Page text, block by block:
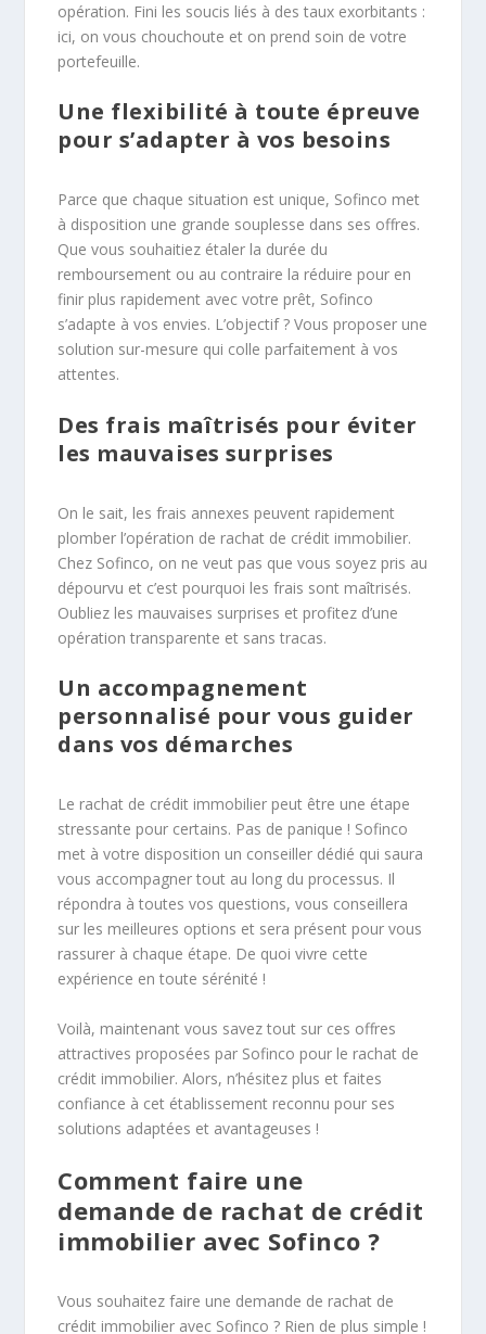
opération. Fini les soucis liés à des taux exorbitants :
ici, on vous chouchoute et on prend soin de votre
portefeuille.
Une flexibilité à toute épreuve
pour s’adapter à vos besoins
Parce que chaque situation est unique, Sofinco met
à disposition une grande souplesse dans ses offres.
Que vous souhaitiez étaler la durée du
remboursement ou au contraire la réduire pour en
finir plus rapidement avec votre prêt, Sofinco
s’adapte à vos envies. L’objectif ? Vous proposer une
solution sur-mesure qui colle parfaitement à vos
attentes.
Des frais maîtrisés pour éviter
les mauvaises surprises
On le sait, les frais annexes peuvent rapidement
plomber l’opération de rachat de crédit immobilier.
Chez Sofinco, on ne veut pas que vous soyez pris au
dépourvu et c’est pourquoi les frais sont maîtrisés.
Oubliez les mauvaises surprises et profitez d’une
opération transparente et sans tracas.
Un accompagnement
personnalisé pour vous guider
dans vos démarches
Le rachat de crédit immobilier peut être une étape
stressante pour certains. Pas de panique ! Sofinco
met à votre disposition un conseiller dédié qui saura
vous accompagner tout au long du processus. Il
répondra à toutes vos questions, vous conseillera
sur les meilleures options et sera présent pour vous
rassurer à chaque étape. De quoi vivre cette
expérience en toute sérénité !
Voilà, maintenant vous savez tout sur ces offres
attractives proposées par Sofinco pour le rachat de
crédit immobilier. Alors, n’hésitez plus et faites
confiance à cet établissement reconnu pour ses
solutions adaptées et avantageuses !
Comment faire une
demande de rachat de crédit
immobilier avec Sofinco ?
Vous souhaitez faire une demande de rachat de
crédit immobilier avec Sofinco ? Rien de plus simple !